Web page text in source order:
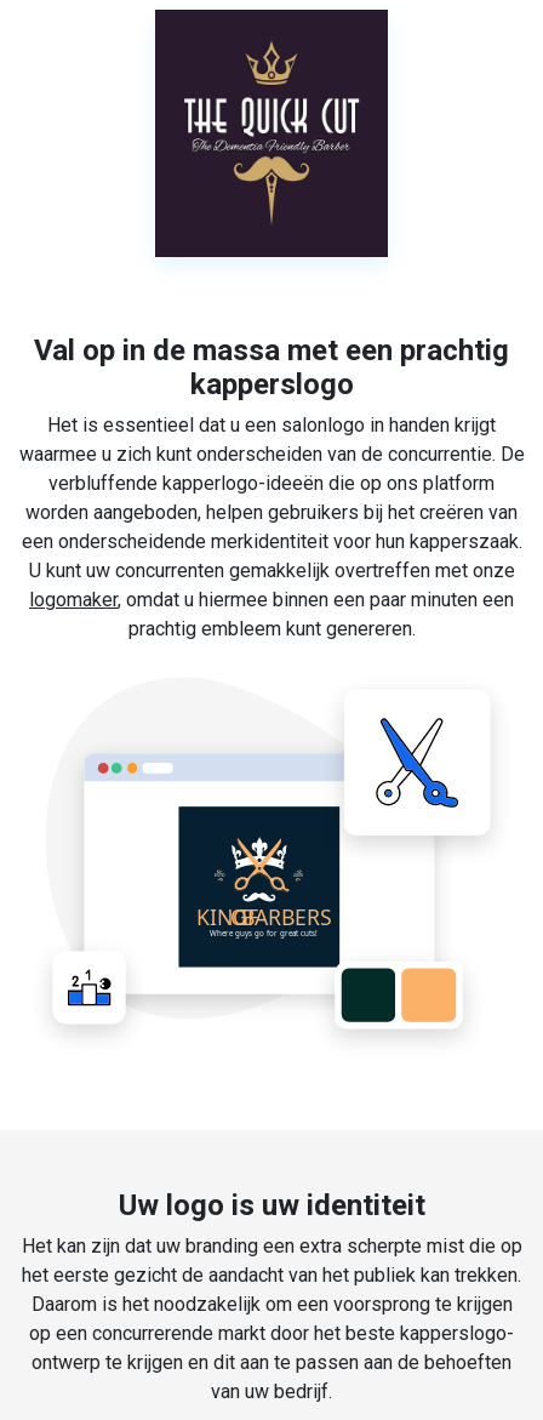
Val op in de massa met een prachtig
kapperslogo
Het is essentieel dat u een salonlogo in handen krijgt
waarmee u zich kunt onderscheiden van de concurrentie. De
verbluffende kapperlogo-ideeën die op ons platform
worden aangeboden, helpen gebruikers bij het creëren van
een onderscheidende merkidentiteit voor hun kapperszaak.
U kunt uw concurrenten gemakkelijk overtreffen met onze
logomaker, omdat u hiermee binnen een paar minuten een
prachtig embleem kunt genereren.
Uw logo is uw identiteit
Het kan zijn dat uw branding een extra scherpte mist die op
het eerste gezicht de aandacht van het publiek kan trekken.
Daarom is het noodzakelijk om een voorsprong te krijgen
op een concurrerende markt door het beste kapperslogo-
ontwerp te krijgen en dit aan te passen aan de behoeften
van uw bedrijf.